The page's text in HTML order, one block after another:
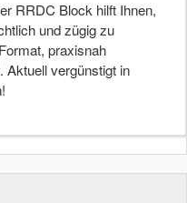
RRDC Block hilft Ihnen,
und zügig zu
praxisnah
Aktuell vergünstigt in